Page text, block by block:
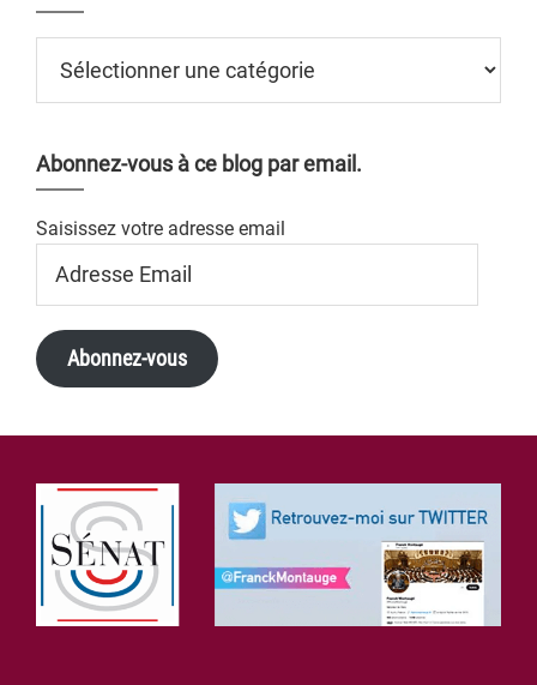
Abonnez-vous à ce blog par email.
Saisissez votre adresse email
Email
Abonnez-vous
Footer